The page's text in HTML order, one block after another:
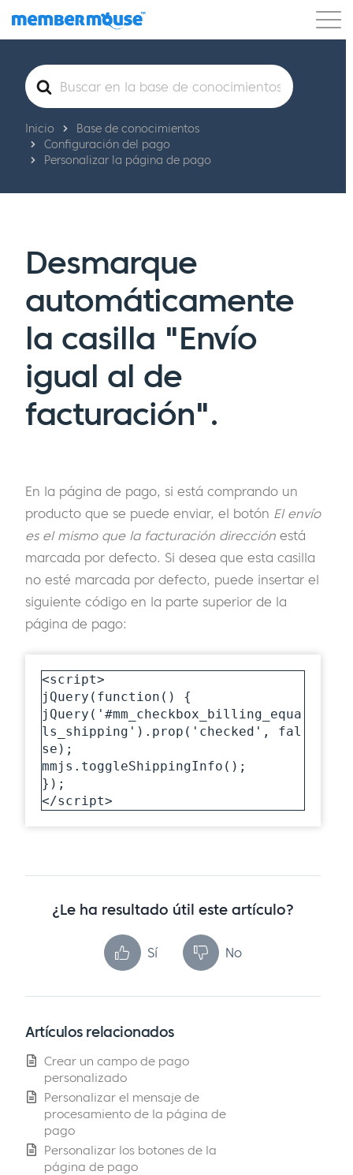
Características Clientes Precios
Comenzar
Buscar
Inicio
Base de conocimientos
Configuración del pago
Personalizar la página de pago
Desmarque
automáticamente
la casilla "Envío
igual al de
facturación".
En la página de pago, si está comprando un
producto que se puede enviar, el botón El envío
es el mismo que la facturación dirección está
marcada por defecto. Si desea que esta casilla
no esté marcada por defecto, puede insertar el
siguiente código en la parte superior de la
página de pago:
<script>
jQuery(function() {
jQuery('#mm_checkbox_billing_equa
ls_shipping').prop('checked', fal
se);
mmjs.toggleShippingInfo();
});
</script>
¿Le ha resultado útil este artículo?
Sí No
Artículos relacionados
Crear un campo de pago
personalizado
Personalizar el mensaje de
procesamiento de la página de
pago
Personalizar los botones de la
página de pago